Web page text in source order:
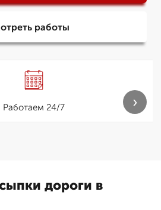
работы
Работаем 24/7 ›
дороги в